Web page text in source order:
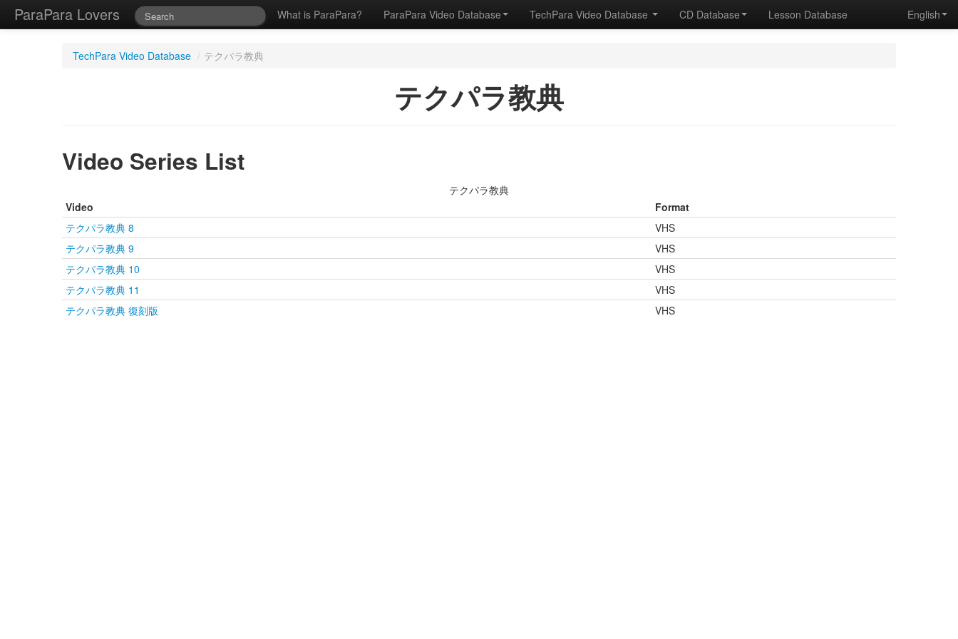
ParaPara Lovers What is ParaPara? ParaPara Video Database TechPara Video Database CD Database Lesson Database English
TechPara Video Database / テクパラ教典
テクパラ教典
Video Series List
テクパラ教典
Video
Format
テクパラ教典 8
VHS
テクパラ教典 9
VHS
テクパラ教典 10
VHS
テクパラ教典 11
VHS
テクパラ教典 復刻版
VHS